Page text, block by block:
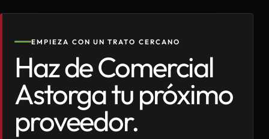
EMPIEZA CON UN TRATO CERCANO
Haz de Comercial
Astorga tu próximo
proveedor.